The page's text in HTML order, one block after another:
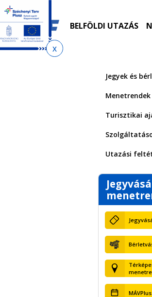
Ugrás
menetrendkeresőhöz
Ugrás
az
almenühöz
Ugrás
tartalomra
Ugrás
az
oldaltérképre
BELFÖLDI UTAZÁS
Jegyek és
Menetrendek
Turisztikai
Utazási